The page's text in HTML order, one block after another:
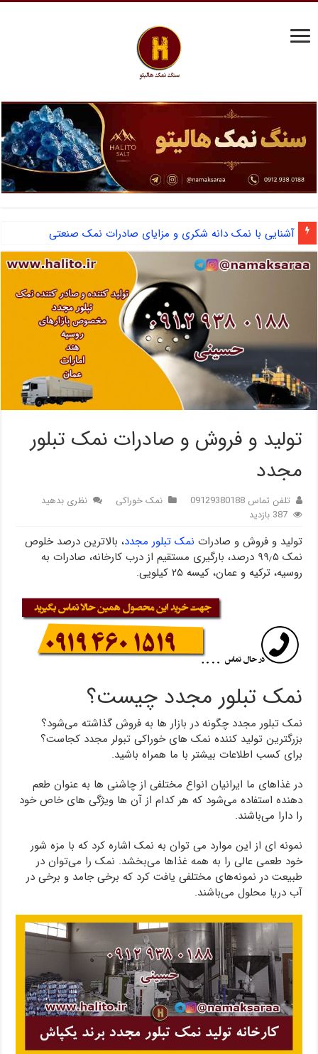
آشنایی با نمک دانه شکری و مزایای صادرات نمک صنعتی
تولید و فروش و صادرات نمک تبلور
مجدد
تلفن تماس 09129380188 نمک خوراکی
نظری بدهید
387 بازدید
تولید و فروش و صادرات نمک تبلور مجدد، بالاترین درصد خلوص
نمک ۹۹٫۵ درصد، بارگیری مستقیم از درب کارخانه، صادرات به
روسیه، ترکیه و عمان، کیسه ۲۵ کیلویی.
نمک تبلور مجدد چیست؟
نمک تبلور مجدد چگونه در بازار ها به فروش گذاشته می‌شود؟
بزرگترین تولید کننده نمک های خوراکی تبولر مجدد کجاست؟
برای کسب اطلاعات بیشتر با ما همراه باشید.
در غذاهای ما ایرانیان انواع مختلفی از چاشنی ها به عنوان طعم
دهنده استفاده می‌شود که هر کدام از آن ها ویژگی های خاص خود
را دارا می‌باشند.
نمونه ای از این موارد می توان به نمک اشاره کرد که با مزه شور
خود طعمی عالی را به همه غذاها می‌بخشد. نمک را می‌توان در
طبیعت در نمونه‌های مختلفی یافت کرد که برخی جامد و برخی در
آب دریا محلول می‌باشند.